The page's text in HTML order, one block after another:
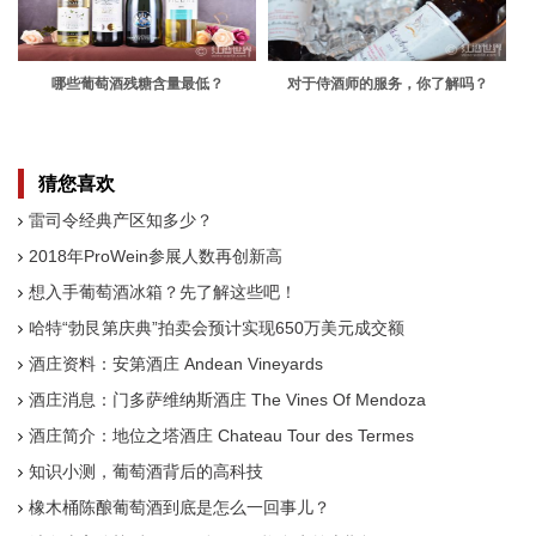
哪些葡萄酒残糖含量最低？ 对于侍酒师的服务，你了解吗？
猜您喜欢
雷司令经典产区知多少？
2018年ProWein参展人数再创新高
想入手葡萄酒冰箱？先了解这些吧！
哈特“勃艮第庆典”拍卖会预计实现650万美元成交额
酒庄资料：安第酒庄 Andean Vineyards
酒庄消息：门多萨维纳斯酒庄 The Vines Of Mendoza
酒庄简介：地位之塔酒庄 Chateau Tour des Termes
知识小测，葡萄酒背后的高科技
橡木桶陈酿葡萄酒到底是怎么一回事儿？